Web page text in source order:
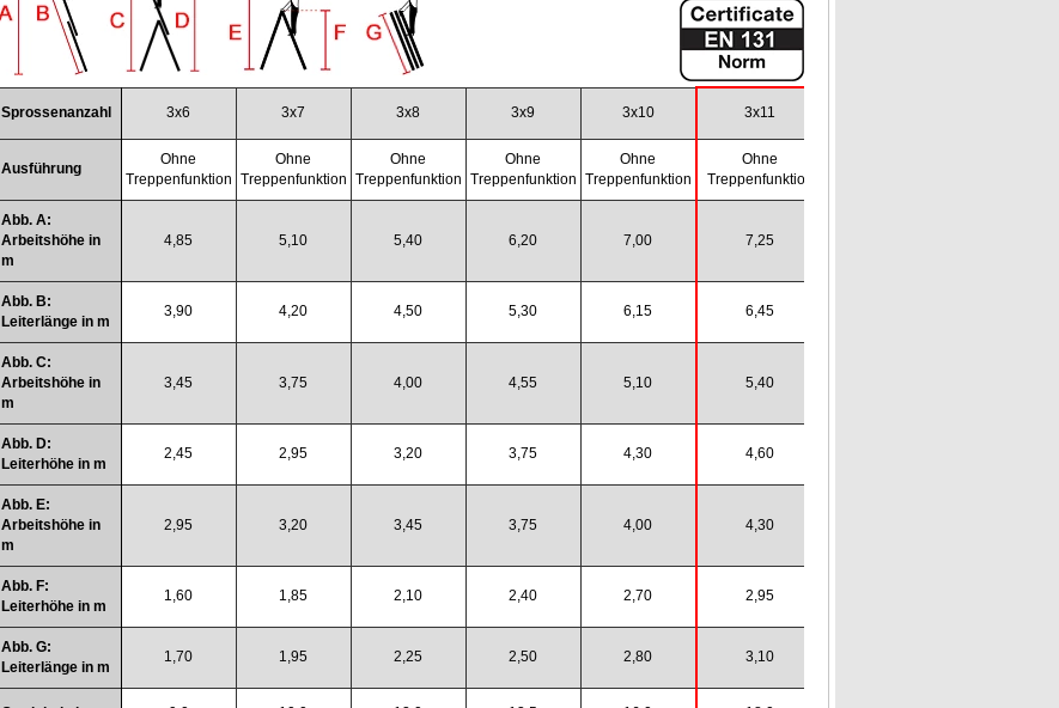
Sprossenanzahl 3x6 3x7 3x8 3x9 3x10 3x11
Ausführung
Ohne
Treppenfunktion
Ohne
Treppenfunktion
Ohne
Treppenfunktion
Ohne
Treppenfunktion
Ohne
Treppenfunktion
Ohne
Treppenfunktion
Abb. A:
Arbeitshöhe in
m
4,85 5,10 5,40 6,20 7,00 7,25
Abb. B:
Leiterlänge in m
3,90 4,20 4,50 5,30 6,15 6,45
Abb. C:
Arbeitshöhe in
m
3,45 3,75 4,00 4,55 5,10 5,40
Abb. D:
Leiterhöhe in m
2,45 2,95 3,20 3,75 4,30 4,60
Abb. E:
Arbeitshöhe in
m
2,95 3,20 3,45 3,75 4,00 4,30
Abb. F:
Leiterhöhe in m
1,60 1,85 2,10 2,40 2,70 2,95
Abb. G:
Leiterlänge in m
1,70 1,95 2,25 2,50 2,80 3,10